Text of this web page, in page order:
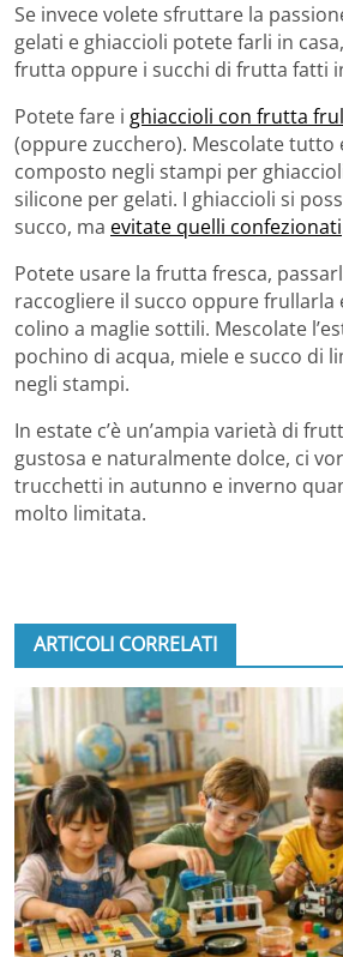
Se invece volete sfruttare la
gelati e ghiaccioli potete farli in
frutta oppure i succhi di frutta fatti
Potete fare i ghiaccioli con frutta
(oppure zucchero). Mescolate tutto
composto negli stampi per
silicone per gelati. I ghiaccioli si
succo, ma evitate quelli confezionati
Potete usare la frutta fresca,
raccogliere il succo oppure
colino a maglie sottili. Mescolate
pochino di acqua, miele e succo di
negli stampi.
In estate c’è un’ampia varietà di
gustosa e naturalmente dolce, ci
trucchetti in autunno e inverno
molto limitata.
ARTICOLI CORRELATI